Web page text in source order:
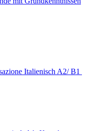
Italienisch A2/ B1